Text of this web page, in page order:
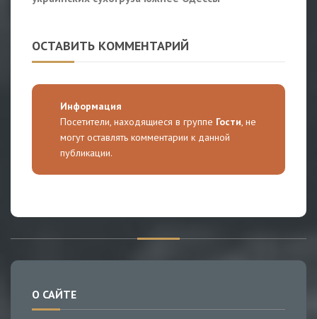
ОСТАВИТЬ КОММЕНТАРИЙ
Информация
Посетители, находящиеся в группе Гости, не
могут оставлять комментарии к данной
публикации.
О САЙТЕ